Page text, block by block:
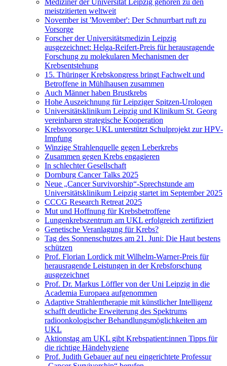
Mediziner der Universität Leipzig gehören zu den
meistzitierten weltweit
November ist 'Movember': Der Schnurrbart ruft zu
Vorsorge
Forscher der Universitätsmedizin Leipzig
ausgezeichnet: Helga-Reifert-Preis für herausragende
Forschung zu molekularen Mechanismen der
Krebsentstehung
15. Thüringer Krebskongress bringt Fachwelt und
Betroffene in Mühlhausen zusammen
Auch Männer haben Brustkrebs
Hohe Auszeichnung für Leipziger Spitzen-Urologen
Universitätsklinikum Leipzig und Klinikum St. Georg
vereinbaren strategische Kooperation
Krebsvorsorge: UKL unterstützt Schulprojekt zur HPV-
Impfung
Winzige Strahlenquelle gegen Leberkrebs
Zusammen gegen Krebs engagieren
In schlechter Gesellschaft
Dornburg Cancer Talks 2025
Neue „Cancer Survivorship“-Sprechstunde am
Universitätsklinikum Leipzig startet im September 2025
CCCG Research Retreat 2025
Mut und Hoffnung für Krebsbetroffene
Lungenkrebszentrum am UKL erfolgreich zertifiziert
Genetische Veranlagung für Krebs?
Tag des Sonnenschutzes am 21. Juni: Die Haut bestens
schützen
Prof. Florian Lordick mit Wilhelm-Warner-Preis für
herausragende Leistungen in der Krebsforschung
ausgezeichnet
Prof. Dr. Markus Löffler von der Uni Leipzig in die
Academia Europaea aufgenommen
Adaptive Strahlentherapie mit künstlicher Intelligenz
schafft deutliche Erweiterung des Spektrums
radioonkologischer Behandlungsmöglichkeiten am
UKL
Aktionstag am UKL gibt Krebspatient:innen Tipps für
die richtige Händehygiene
Prof. Judith Gebauer auf neu eingerichtete Professur